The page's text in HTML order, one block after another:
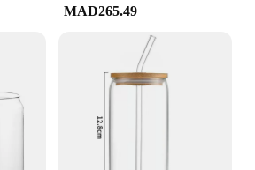
MAD265.49